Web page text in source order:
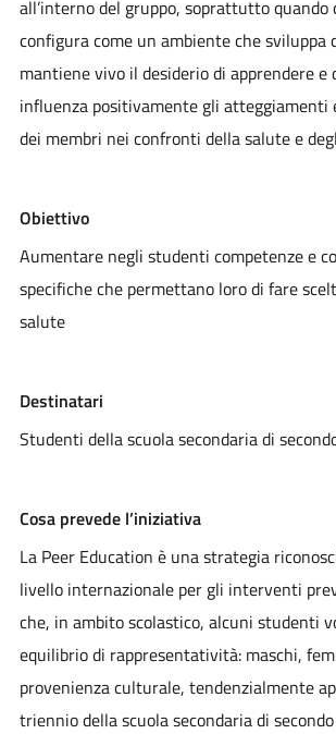
all’interno del gruppo, soprattutto quando
configura come un ambiente che sviluppa
mantiene vivo il desiderio di apprendere e
influenza positivamente gli atteggiamenti
dei membri nei confronti della salute e
Obiettivo
Aumentare negli studenti competenze e
specifiche che permettano loro di fare
salute
Destinatari
Studenti della scuola secondaria di
Cosa prevede l’iniziativa
La Peer Education è una strategia
livello internazionale per gli interventi
che, in ambito scolastico, alcuni studenti
equilibrio di rappresentatività: maschi,
provenienza culturale, tendenzialmente
triennio della scuola secondaria di